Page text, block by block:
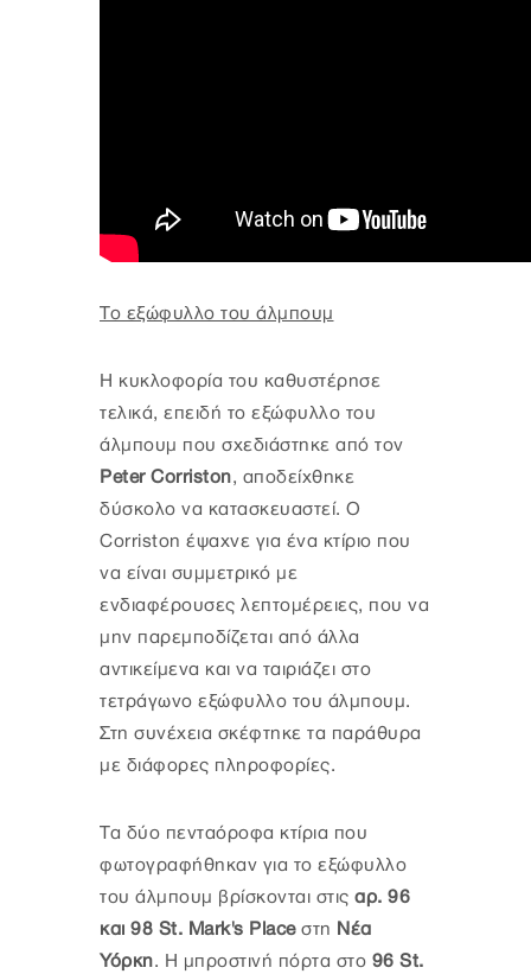
Το εξώφυλλο του άλμπουμ
H κυκλοφορία του καθυστέρησε
τελικά, επειδή το εξώφυλλο του
άλμπουμ που σχεδιάστηκε από τον
Peter Corriston, αποδείχθηκε
δύσκολο να κατασκευαστεί. Ο
Corriston έψαχνε για ένα κτίριο που
να είναι συμμετρικό με
ενδιαφέρουσες λεπτομέρειες, που να
μην παρεμποδίζεται από άλλα
αντικείμενα και να ταιριάζει στο
τετράγωνο εξώφυλλο του άλμπουμ.
Στη συνέχεια σκέφτηκε τα παράθυρα
με διάφορες πληροφορίες.
Τα δύο πενταόροφα κτίρια που
φωτογραφήθηκαν για το εξώφυλλο
του άλμπουμ βρίσκονται στις αρ. 96
και 98 St. Mark's Placeστη Νέα
Υόρκη. Η μπροστινή πόρτα στο 96 St.